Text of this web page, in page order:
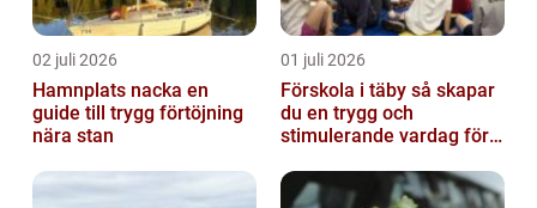
02 juli 2026
Hamnplats nacka en
guide till trygg förtöjning
nära stan
01 juli 2026
Förskola i täby så skapar
du en trygg och
stimulerande vardag för